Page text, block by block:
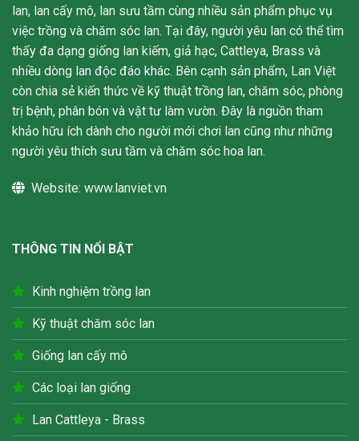
lan, lan cấy mô, lan sưu tầm cùng nhiều sản phẩm phục vụ
việc trồng và chăm sóc lan. Tại đây, người yêu lan có thể tìm
thấy đa dạng giống lan kiếm, giả hạc, Cattleya, Brass và
nhiều dòng lan độc đáo khác. Bên cạnh sản phẩm, Lan Việt
còn chia sẻ kiến thức về kỹ thuật trồng lan, chăm sóc, phòng
trị bệnh, phân bón và vật tư làm vườn. Đây là nguồn tham
khảo hữu ích dành cho người mới chơi lan cũng như những
người yêu thích sưu tầm và chăm sóc hoa lan.
Website: www.lanviet.vn
THÔNG TIN NỔI BẬT
Kinh nghiệm trồng lan
Kỹ thuật chăm sóc lan
Giống lan cấy mô
Các loại lan giống
Lan Cattleya - Brass